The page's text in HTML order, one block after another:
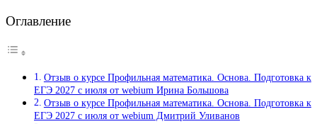
Оглавление
Отзыв о курсе Профильная математика. Основа. Подготовка к
ЕГЭ 2027 с июля от webium Ирина Большова
Отзыв о курсе Профильная математика. Основа. Подготовка к
ЕГЭ 2027 с июля от webium Дмитрий Уливанов